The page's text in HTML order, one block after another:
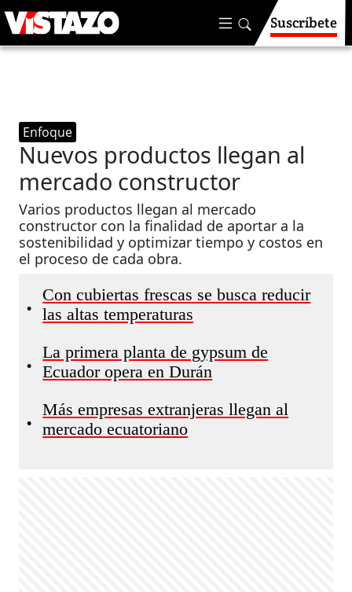
Suscríbete
Enfoque
Nuevos productos llegan al
mercado constructor
Varios productos llegan al mercado
constructor con la finalidad de aportar a la
sostenibilidad y optimizar tiempo y costos en
el proceso de cada obra.
•
Con cubiertas frescas se busca reducir
las altas temperaturas
•
La primera planta de gypsum de
Ecuador opera en Durán
•
Más empresas extranjeras llegan al
mercado ecuatoriano